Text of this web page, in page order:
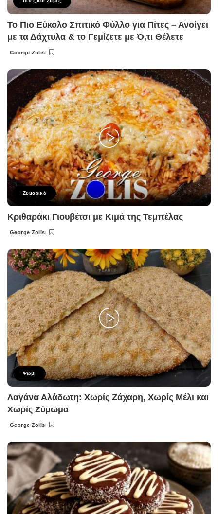
Το Πιο Εύκολο Σπιτικό Φύλλο για Πίτες – Ανοίγει
με τα Δάχτυλα & το Γεμίζετε με Ό,τι Θέλετε
Posted
George Zolis
Ζυμαρικά
Κριθαράκι Γιουβέτσι με Κιμά της Τεμπέλας
Posted
George Zolis
Ψωμι
Λαγάνα Αλάδωτη: Χωρίς Ζάχαρη, Χωρίς Μέλι και
Χωρίς Ζύμωμα
Posted
George Zolis